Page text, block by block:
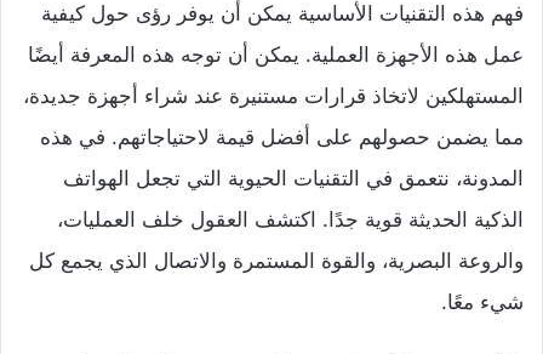
فهم هذه التقنيات الأساسية يمكن أن يوفر رؤى حول كيفية
عمل هذه الأجهزة العملية. يمكن أن توجه هذه المعرفة أيضًا
المستهلكين لاتخاذ قرارات مستنيرة عند شراء أجهزة جديدة،
مما يضمن حصولهم على أفضل قيمة لاحتياجاتهم. في هذه
المدونة، نتعمق في التقنيات الحيوية التي تجعل الهواتف
الذكية الحديثة قوية جدًا. اكتشف العقول خلف العمليات،
والروعة البصرية، والقوة المستمرة والاتصال الذي يجمع كل
شيء معًا.